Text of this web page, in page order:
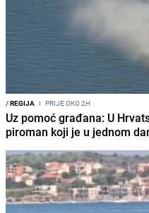
/REGIJA I PRIJE OKO 2H
Uz pomoć građana: U
piroman koji je u jednom